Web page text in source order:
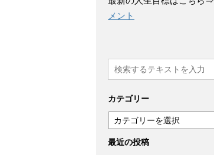
メント
カテゴリー
カ
テ
ゴ
最近の投稿